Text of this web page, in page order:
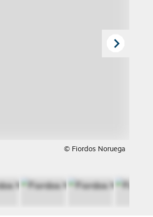
© Fiordos Noruega